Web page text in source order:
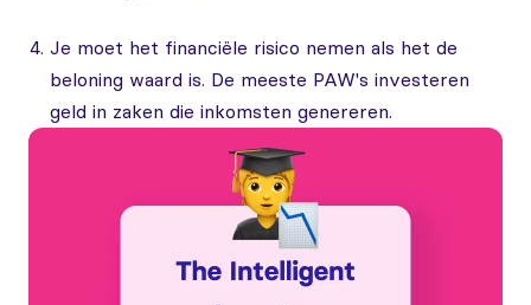
Je moet het financiële risico nemen als het de
beloning waard is. De meeste PAW's investeren
geld in zaken die inkomsten genereren.